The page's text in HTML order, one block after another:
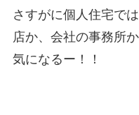
さすがに個人住宅で
店か、会社の事務所
気になるー！！